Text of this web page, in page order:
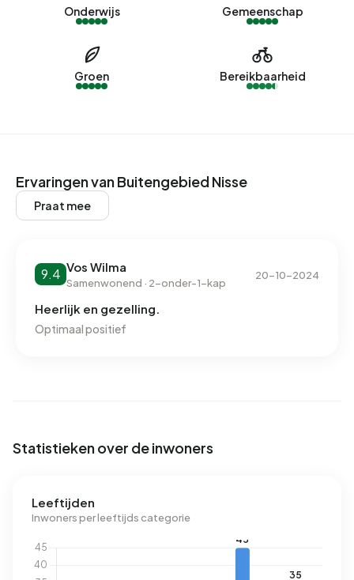
Geen recente verhuurdata beschikbaar voor Buitengebied
elektriciteit per jaar. Dit ligt 46% boven het landelijke
gemiddelde van 2.810 kWh. Het aardgasverbruik ligt met
1.840 m³ per jaar 44% boven het landelijke gemiddelde
Onderwijs Gemeenschap
Groen Bereikbaarheid
Ervaringen van Buitengebied Nisse
Praat mee
9.4 Vos Wilma
Samenwonend · 2-onder-1-kap
20-10-2024
Heerlijk en gezelling.
Optimaal positief
Statistieken over de inwoners
Leeftijden
Inwoners per leeftijds categorie